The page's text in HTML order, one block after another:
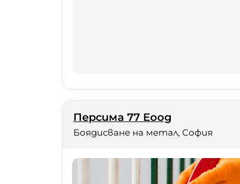
Персима 77 Еоод
Боядисване на метал, София